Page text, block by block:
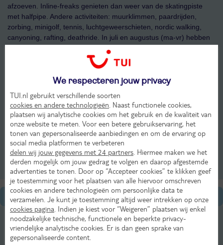
afzoeven. Inline-freaks genieten dan weer van de skatingpiste
met halfpipe. Andere activiteiten: muurklimmen, paardrijden,
zorbing, minigolf, tennis, luchtgeweerschieten, nordic walking,
canyoning, rafting, deathride. In juli en augustus (ma-vr) hebben
missen: Wasserwelt Amadé in Altenmarkt (op drie kilometer) waar
de loopinglijbaan en de overdekte glijbaan met klank- en
beeldspel, de vijftig meter lange funglijbaan en de oosterse
gezellige straatfeesten (eind juli, begin augustus) met veel
funsporten, de jaarlijkse grote Flachauer Bauernmarkt
(september) voor artisanale producten van eigen Salzburger
bodem.
Bekijk ons aanbod
Algemene informatie
Discotheken in Flachau
Eten & Drinken in Flachau
We respecteren jouw privacy
TUI.nl gebruikt verschillende soorten
cookies en andere technologieën . Naast functionele cookies,
plaatsen wij analytische cookies om het gebruik en de kwaliteit van
onze website te meten. Voor een betere gebruikservaring, het
tonen van gepersonaliseerde aanbiedingen en om de ervaring op
social media platformen te verbeteren
delen wij jouw gegevens met 24 partners . Hiermee maken we het
derden mogelijk om jouw gedrag te volgen en daarop afgestemde
advertenties te tonen. Door op “Accepteer cookies” te klikken geef
je toestemming voor het plaatsen van alle hiervoor omschreven
cookies en andere technologieën om persoonlijke data te
verzamelen. Je kunt je toestemming altijd weer intrekken op onze
cookies pagina . Indien je kiest voor “Weigeren” plaatsen wij enkel
noodzakelijke technische, functionele en beperkte privacy-
vriendelijke analytische cookies. Er is dan geen sprake van
gepersonaliseerde content.